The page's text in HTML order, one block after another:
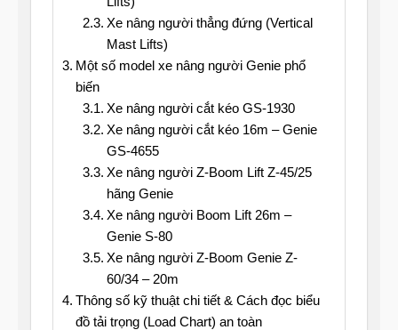
Xe nâng người thẳng đứng (Vertical
Mast Lifts)
Một số model xe nâng người Genie phổ
biến
Xe nâng người cắt kéo GS-1930
Xe nâng người cắt kéo 16m – Genie
GS-4655
Xe nâng người Z-Boom Lift Z-45/25
hãng Genie
Xe nâng người Boom Lift 26m –
Genie S-80
Xe nâng người Z-Boom Genie Z-
60/34 – 20m
Thông số kỹ thuật chi tiết & Cách đọc biểu
đồ tải trọng (Load Chart) an toàn